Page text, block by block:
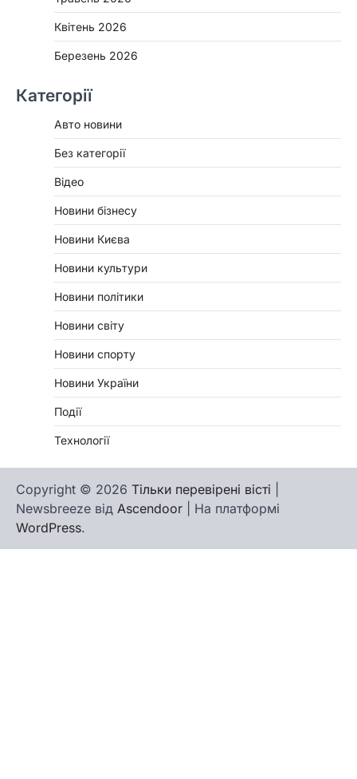
Квітень 2026
Березень 2026
Категорії
Авто новини
Без категорії
Відео
Новини бізнесу
Новини Києва
Новини культури
Новини політики
Новини світу
Новини спорту
Новини України
Події
Технології
Copyright © 2026 Тільки перевірені вісті
Newsbreeze від Ascendoor | На платформі
WordPress.